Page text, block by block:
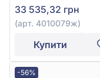
33 535,32 грн
(арт. 4010079ж)
Купити
-56%